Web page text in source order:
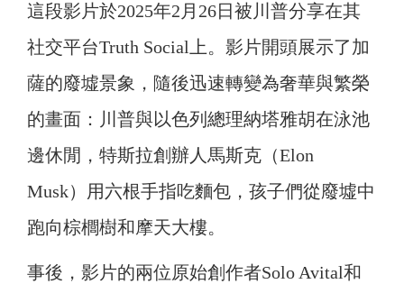
這段影片於2025年2月26日被川普分享在其
社交平台Truth Social上。影片開頭展示了加
薩的廢墟景象，隨後迅速轉變為奢華與繁榮
的畫面：川普與以色列總理納塔雅胡在泳池
邊休閒，特斯拉創辦人馬斯克（Elon
Musk）用六根手指吃麵包，孩子們從廢墟中
跑向棕櫚樹和摩天大樓。
事後，影片的兩位原始創作者Solo Avital和